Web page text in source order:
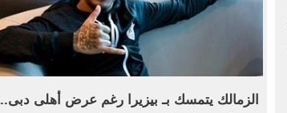
الزمالك يتمسك بـ بيزيرا رغم عرض أهلى دبى..